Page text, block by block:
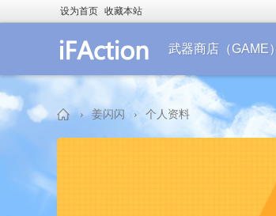
设为首页 收藏本站
武器商店（GAME）
› 姜闪闪 › 个人资料